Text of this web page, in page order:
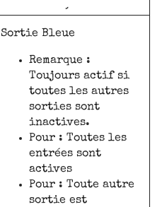
Sortie Bleue
Remarque :
Toujours actif si
toutes les autres
sorties sont
inactives.
Pour : Toutes les
entrées sont
actives
Pour : Toute autre
sortie est